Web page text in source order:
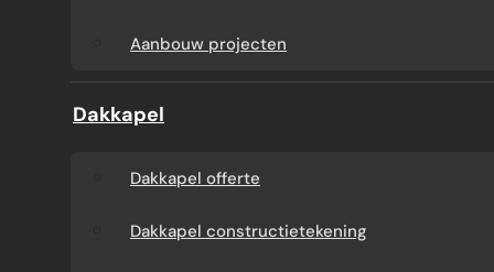
buren
Constructieberekening
Moderne aanbouw
Dakkapel projecten
Aanbouw projecten
Dakkapel
Dakkapel offerte
Dakkapel constructietekening